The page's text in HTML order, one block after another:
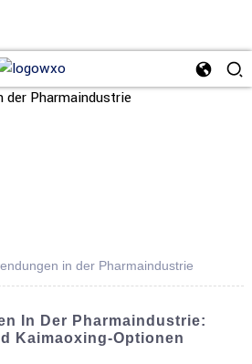
in der Pharmaindustrie
In Der Pharmaindustrie:
Kaimaoxing-Optionen